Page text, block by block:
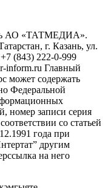
АО «ТАТМЕДИА».
г. Казань, ул.
(843) 222-0-999
inform.ru Главный
может содержать
Федеральной
номер записи серия
со статьей
года при
другим
на него